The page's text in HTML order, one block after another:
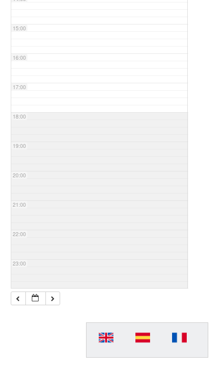
15:00
16:00
17:00
18:00
19:00
20:00
21:00
22:00
23:00